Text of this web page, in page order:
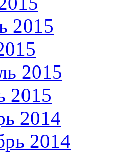
2015
2015
2015
2014
2014